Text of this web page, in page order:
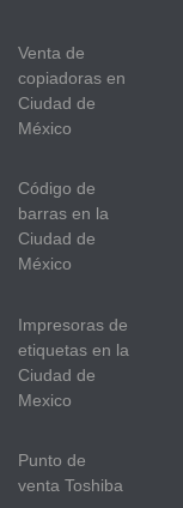
Venta de
copiadoras en
Ciudad de
México
Código de
barras en la
Ciudad de
México
Impresoras de
etiquetas en la
Ciudad de
Mexico
Punto de
venta Toshiba